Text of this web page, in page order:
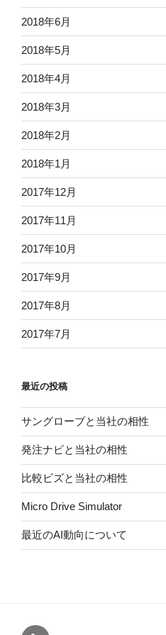
2018年6月
2018年5月
2018年4月
2018年3月
2018年2月
2018年1月
2017年12月
2017年11月
2017年10月
2017年9月
2017年8月
2017年7月
最近の投稿
サングローブと当社の相性
発注ナビと当社の相性
比較ビズと当社の相性
Micro Drive Simulator
最近のAI動向について